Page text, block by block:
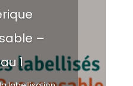
–
1